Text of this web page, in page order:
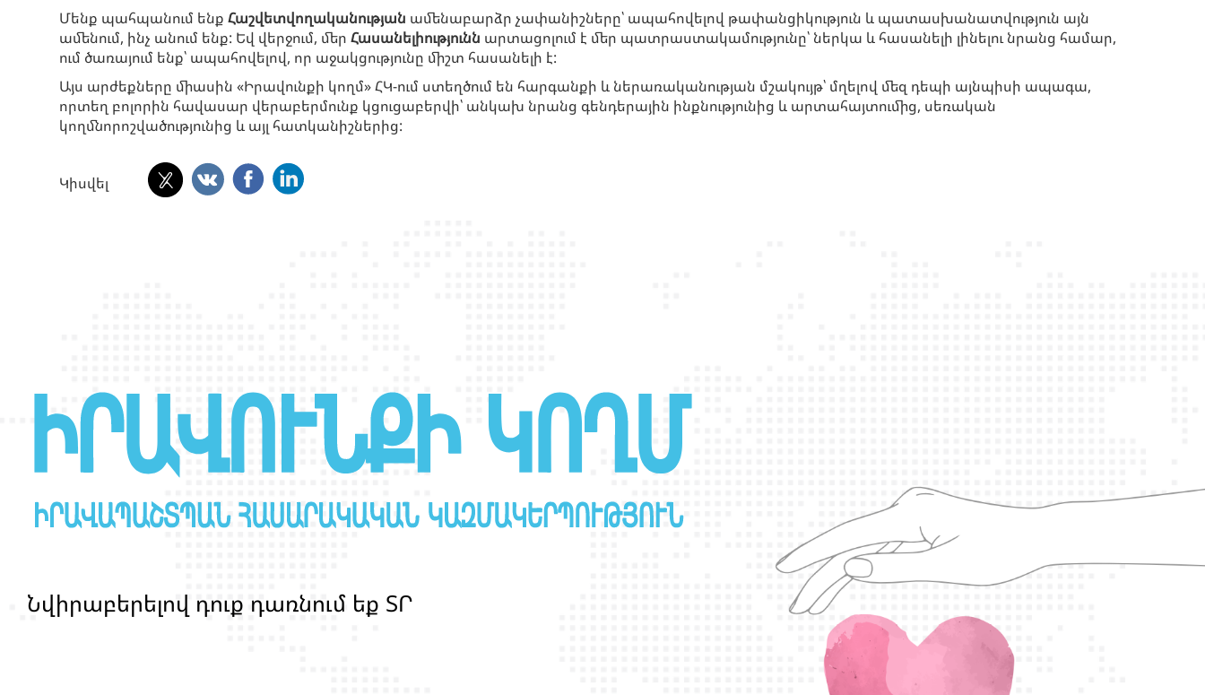
Մենք պահպանում ենք Հաշվետվողականության ամենաբարձր չափանիշները՝ ապահովելով թափանցիկություն և պատասխանատվություն այն
ամենում, ինչ անում ենք: Եվ վերջում, մեր Հասանելիությունն արտացոլում է մեր պատրաստակամությունը՝ ներկա և հասանելի լինելու նրանց համար,
ում ծառայում ենք՝ ապահովելով, որ աջակցությունը միշտ հասանելի է:
Այս արժեքները միասին «Իրավունքի կողմ» ՀԿ-ում ստեղծում են հարգանքի և ներառականության մշակույթ՝ մղելով մեզ դեպի այնպիսի ապագա,
որտեղ բոլորին հավասար վերաբերմունք կցուցաբերվի՝ անկախ նրանց գենդերային ինքնությունից և արտահայտումից, սեռական
կողմնորոշվածությունից և այլ հատկանիշներից:
Կիսվել
Նվիրաբերելով դոք դառնոմ եք ՏՐ